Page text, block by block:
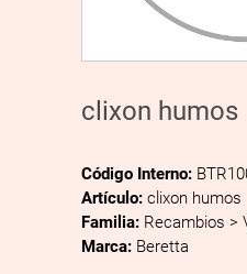
clixon humos
Código Interno:
Artículo: clixon humos
Familia: Recambios >
Marca: Beretta